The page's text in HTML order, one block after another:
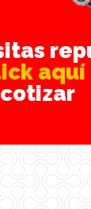
aquí
cotizar